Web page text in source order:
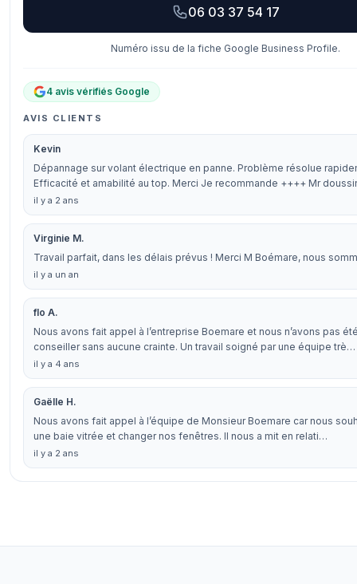
06 03 37 54 17
Numéro issu de la fiche Google Business Profile.
4 avis vérifiés Google
AVIS CLIENTS
Kevin
Dépannage sur volant électrique en panne. Problème résolue
Efficacité et amabilité au top. Merci Je recommande ++++ Mr
il y a 2 ans
Virginie M.
Travail parfait, dans les délais prévus ! Merci M Boémare, nous
il y a un an
flo A.
Nous avons fait appel à l’entreprise Boemare et nous n’avons pas
conseiller sans aucune crainte. Un travail soigné par une équipe trè…
il y a 4 ans
Gaëlle H.
Nous avons fait appel à l’équipe de Monsieur Boemare car nous
une baie vitrée et changer nos fenêtres. Il nous a mit en relati…
il y a 2 ans